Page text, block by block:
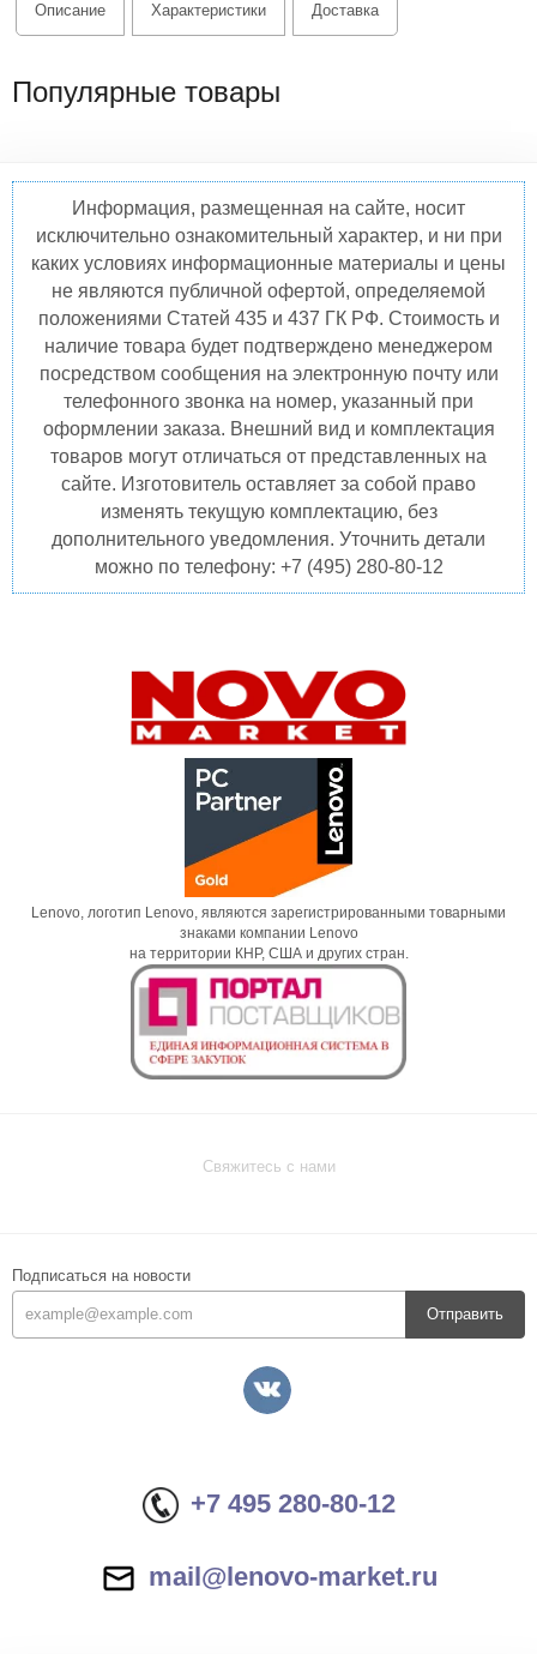
Описание Характеристики Доставка
Популярные товары
Информация, размещенная на сайте, носит
исключительно ознакомительный характер, и ни при
каких условиях информационные материалы и цены
не являются публичной офертой, определяемой
положениями Статей 435 и 437 ГК РФ. Стоимость и
наличие товара будет подтверждено менеджером
посредством сообщения на электронную почту или
телефонного звонка на номер, указанный при
оформлении заказа. Внешний вид и комплектация
товаров могут отличаться от представленных на
сайте. Изготовитель оставляет за собой право
изменять текущую комплектацию, без
дополнительного уведомления. Уточнить детали
можно по телефону: +7 (495) 280-80-12
Lenovo, логотип Lenovo, являются зарегистрированными товарными
знаками компании Lenovo
на территории КНР, США и других стран.
Свяжитесь с нами
Подписаться на новости
Отправить
+7 495 280-80-12
mail@lenovo-market.ru